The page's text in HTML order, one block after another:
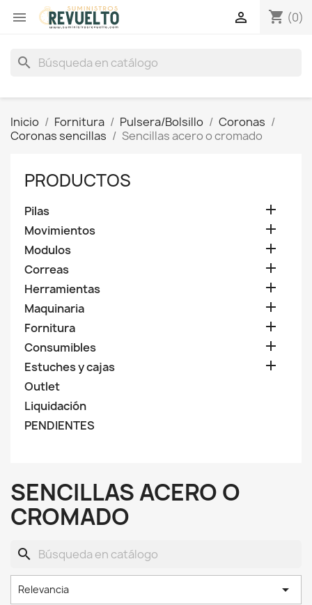
 shopping_cart (0)

search
Inicio Fornitura Pulsera/Bolsillo
Coronas
Coronas sencillas
Sencillas acero o cromado
PRODUCTOS
Pilas 
Movimientos 
Modulos 
Correas 
Herramientas 
Maquinaria 
Fornitura 
Consumibles 
Estuches y cajas 
Outlet
Liquidación
PENDIENTES
SENCILLAS ACERO O
CROMADO
search
Relevancia 